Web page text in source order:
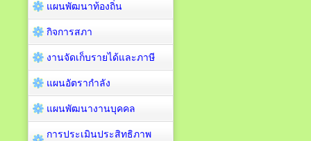
แผนพัฒนาท้องถิ่น
กิจการสภา
งานจัดเก็บรายได้และภาษี
แผนอัตรากำลัง
แผนพัฒนางานบุคคล
การประเมินประสิทธิภาพ